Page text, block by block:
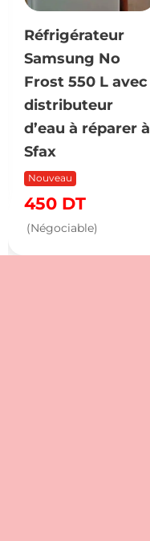
Réfrigérateur
Samsung No
Frost 550 L avec
distributeur
d’eau à réparer à
Sfax
Nouveau
450 DT
(Négociable)